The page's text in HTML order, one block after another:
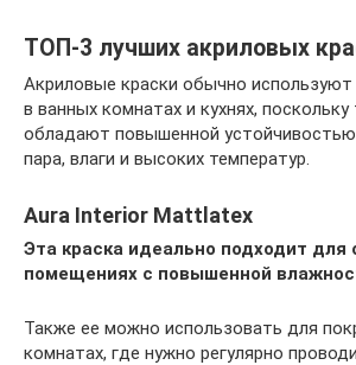
ТОП-3 лучших акриловых
Акриловые краски обычно
в ванных комнатах и кухнях,
обладают повышенной
пара, влаги и высоких температур.
Aura Interior Mattlatex
Эта краска идеально подходит для
помещениях с повышенной
Также ее можно использовать для
комнатах, где нужно регулярно